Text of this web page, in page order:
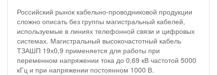
Российский рынок кабельно-проводниковой продукции
сложно описать без группы магистральный кабелей,
используемые в линиях телефонной связи и цифровых
системах. Магистральный высокочастотный кабель
ТЗАШП 19х0,9 применяется для работы при
переменном напряжении тока до 0,69 кВ частотой 5000
кГц и при напряжении постоянном 1000 В.